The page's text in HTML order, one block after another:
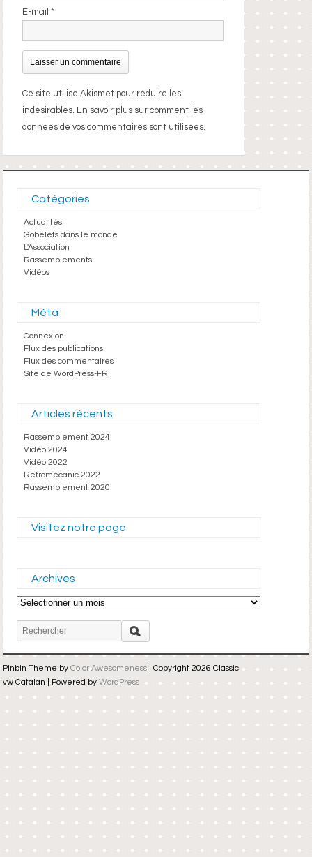
E-mail *
Ce site utilise Akismet pour réduire les
indésirables. En savoir plus sur comment les
données de vos commentaires sont utilisées.
Catégories
Actualités
Gobelets dans le monde
L'Association
Rassemblements
Vidéos
Méta
Connexion
Flux des publications
Flux des commentaires
Site de WordPress-FR
Articles récents
Rassemblement 2024
Vidéo 2024
Vidéo 2022
Rétromécanic 2022
Rassemblement 2020
Visitez notre page
Archives
Archives
Pinbin Theme by Color Awesomeness| Copyright 2026 Classic
vw Catalan | Powered by WordPress